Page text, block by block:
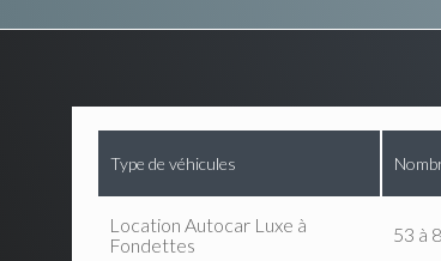
Type de véhicules
Location Autocar Luxe à
Fondettes
53 à